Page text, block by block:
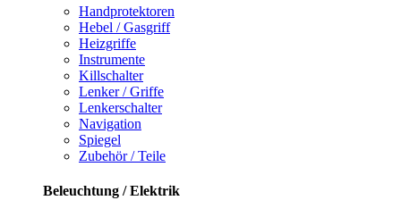
Handprotektoren
Hebel / Gasgriff
Heizgriffe
Instrumente
Killschalter
Lenker / Griffe
Lenkerschalter
Navigation
Spiegel
Zubehör / Teile
Beleuchtung / Elektrik